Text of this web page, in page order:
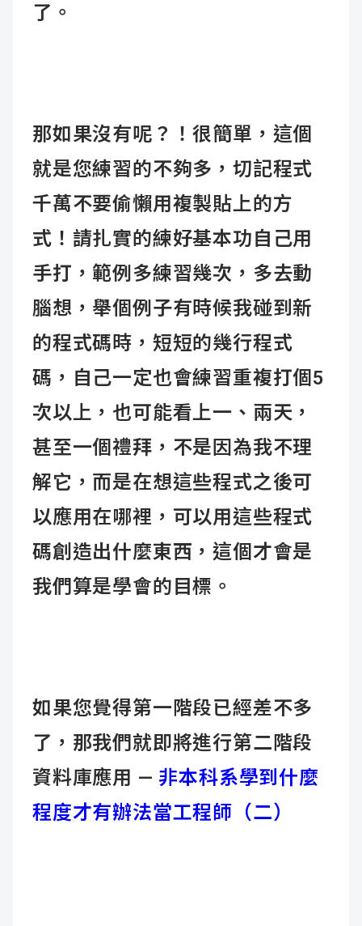
了。
那如果沒有呢？！很簡單，這個
就是您練習的不夠多，切記程式
千萬不要偷懶用複製貼上的方
式！請扎實的練好基本功自己用
手打，範例多練習幾次，多去動
腦想，舉個例子有時候我碰到新
的程式碼時，短短的幾行程式
碼，自己一定也會練習重複打個5
次以上，也可能看上一、兩天，
甚至一個禮拜，不是因為我不理
解它，而是在想這些程式之後可
以應用在哪裡，可以用這些程式
碼創造出什麼東西，這個才會是
我們算是學會的目標。
如果您覺得第一階段已經差不多
了，那我們就即將進行第二階段
資料庫應用 — 非本科系學到什麼
程度才有辦法當工程師（二）